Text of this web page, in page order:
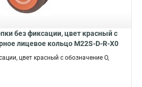
без фиксации, цвет красный с
лицевое кольцо M22S-D-R-X0
цвет красный с обозначение O,